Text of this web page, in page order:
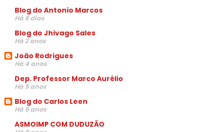
Blog do Antonio Marcos
Há 6 dias
Blog do Jhivago Sales
Há 2 anos
João Rodrigues
Há 4 anos
Dep. Professor Marco Aurélio
Há 5 anos
Blog do Carlos Leen
Há 5 anos
ASMOIMP COM DUDUZÃO